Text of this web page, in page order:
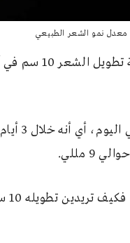
معدل نمو الشعر الطبيعي
في